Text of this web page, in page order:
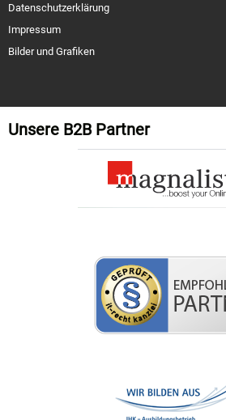
Datenschutzerklärung
Impressum
Bilder und Grafiken
Unsere B2B Partner